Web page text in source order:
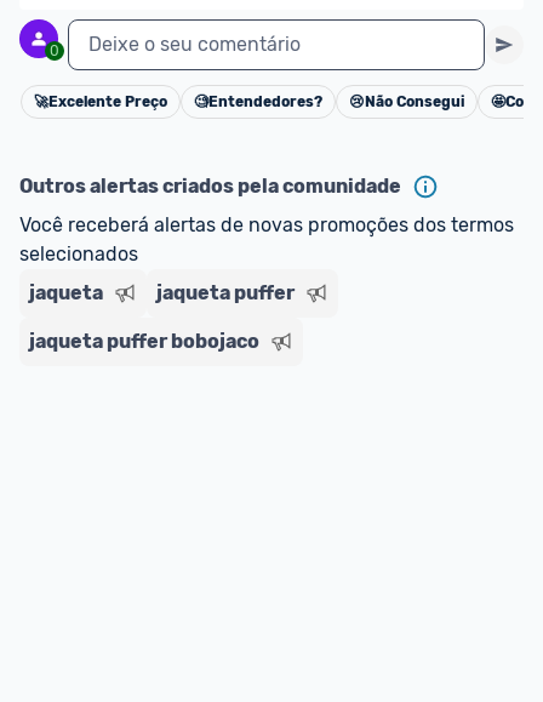
E lembre-se:
você sempre pode contar ajuda da
comunidade para tirar dúvidas ou acionar os
nossos Admins marcando @admin em um
0 Deixe o seu comentário
Cancelar
🚀Excelente Preço 🧐Entendedores? 😢 Não Consegui 🤩
Outros alertas criados pela comunidade
Você receberá alertas de novas promoções dos termos
selecionados
jaqueta
jaqueta puffer
jaqueta puffer bobojaco